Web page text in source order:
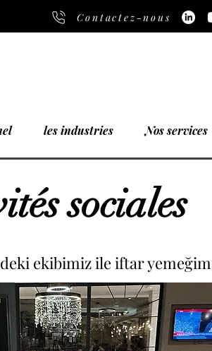
Contactez-nous
les industries Nos services
sociales
ekibimiz ile iftar